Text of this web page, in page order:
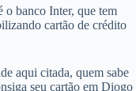
o banco Inter, que tem
cartão de crédito
aqui citada, quem sabe
seu cartão em Diogo